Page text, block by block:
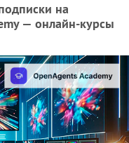
на
— онлайн-курсы